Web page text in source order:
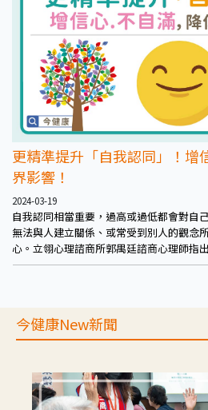
更精準提升「自我認同」！增
界影響！
2024-03-19
自我認同相當重要，過高或過低都會對自
無法與人建立關係、或常受到別人的觀念
心。立翎心理諮商所郭禺廷諮商心理師指
準的提升自我認同！
今健康New新聞